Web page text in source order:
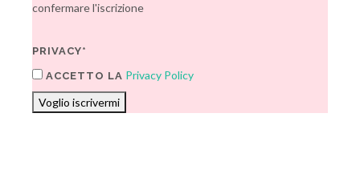
confermare l'iscrizione
PRIVACY*
ACCETTO LA Privacy Policy
Voglio iscrivermi